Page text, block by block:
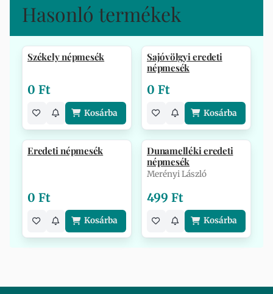
Hasonló termékek
Székely népmesék
0 Ft
Kosárba
Sajóvölgyi eredeti
népmesék
0 Ft
Kosárba
Eredeti népmesék
0 Ft
Kosárba
Dunamelléki eredeti
népmesék
Merényi László
499 Ft
Kosárba